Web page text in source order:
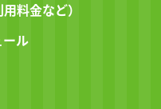
料金など）
ール